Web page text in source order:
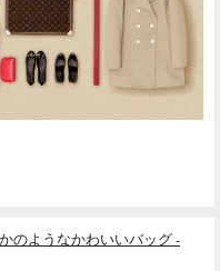
のようなかわいいバッグ -